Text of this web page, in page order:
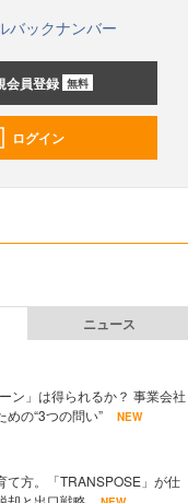
バックナンバー
会員登録 無料
ログイン
ニュース
ン」は得られるか？ 事業会社
の“3つの問い”
NEW
て方。「TRANSPOSE」が仕